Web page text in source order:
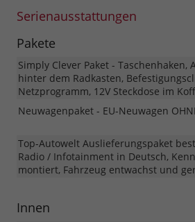
Serienausstattungen
Pakete
Simply Clever Paket - Taschenhaken,
hinter dem Radkasten,
Netzprogramm, 12V Steckdose im
Neuwagenpaket - EU-Neuwagen
Top-Autowelt Auslieferungspaket
Radio / Infotainment in Deutsch,
montiert, Fahrzeug entwachst und
Innen